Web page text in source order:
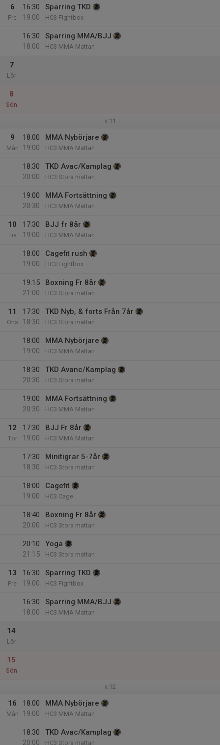
6
Fre
16:30
19:00
Sparring TKD
HC3 Fightbox
16:30
18:00
Sparring MMA/BJJ
HC3 MMA Mattan
7
Lör
8
Sön
v.11
9
Mån
18:00
19:00
MMA Nybörjare
HC3 MMA Mattan
18:30
20:00
TKD Avac/Kamplag
HC3 Stora mattan
19:00
20:30
MMA Fortsättning
HC3 MMA Mattan
10
Tis
17:30
19:00
BJJ fr 8år
HC3 MMA Mattan
18:00
19:00
Cagefit rush
HC3 Fightbox
19:15
21:00
Boxning Fr 8år
HC3 Stora mattan
11
Ons
17:30
18:30
TKD Nyb, & forts Från 7år
HC3 Stora mattan
18:00
19:00
MMA Nybörjare
HC3 MMA Mattan
18:30
20:30
TKD Avanc/Kamplag
HC3 Stora mattan
19:00
20:30
MMA Fortsättning
HC3 MMA Mattan
12
Tor
17:30
19:00
BJJ Fr 8år
HC3 MMA Mattan
17:30
18:30
Minitigrar 5-7år
HC3 Stora mattan
18:00
19:00
Cagefit
HC3 Cage
18:40
20:00
Boxning Fr 8år
HC3 Stora mattan
20:10
21:15
Yoga
HC3 Stora mattan
13
Fre
16:30
19:00
Sparring TKD
HC3 Fightbox
16:30
18:00
Sparring MMA/BJJ
HC3 MMA Mattan
14
Lör
15
Sön
v.12
16
Mån
18:00
19:00
MMA Nybörjare
HC3 MMA Mattan
18:30
20:00
TKD Avac/Kamplag
HC3 Stora mattan